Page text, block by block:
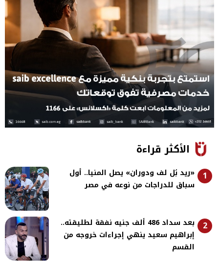
الأكثر قراءة
1
«ريد بُل لف ودوران» يصل المنيا.. أول
سباق للدراجات من نوعه في مصر
2
بعد سداد 486 ألف جنيه نفقة لطليقته..
إبراهيم سعيد ينهي إجراءات خروجه من
القسم